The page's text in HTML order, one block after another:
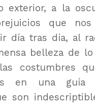
exterior, a la
que nos
día tras día, al
belleza de lo
costumbres
en una guía
son